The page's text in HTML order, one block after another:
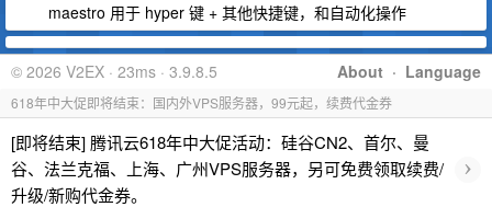
maestro 用于 hyper 键 + 其他快捷键，和自动化操作
About · Language
© 2026 V2EX · 23ms · 3.9.8.5
618年中大促即将结束：国内外VPS服务器，99元起，续费代金券
[即将结束] 腾讯云618年中大促活动：硅谷CN2、首尔、曼
谷、法兰克福、上海、广州VPS服务器，另可免费领取续费/
升级/新购代金券。
›